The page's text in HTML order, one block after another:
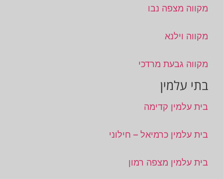
מקווה מצפה נבו
מקווה וילנא
מקווה גבעת מרדכי
בתי עלמין
בית עלמין קדימה
בית עלמין כרמיאל – חילוני
בית עלמין מצפה רמון